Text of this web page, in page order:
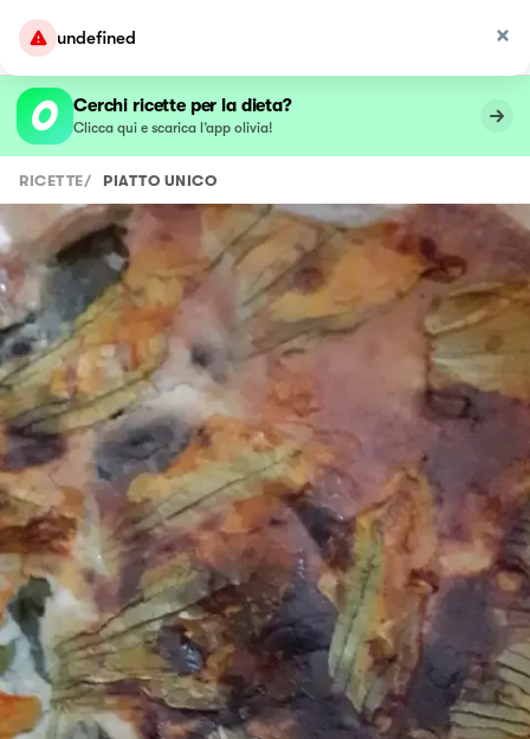
undefined
Cerchi ricette per la dieta?
Clicca qui e scarica l’app olivia!
RICETTE/ PIATTO UNICO